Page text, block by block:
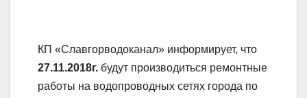
КП «Славгорводоканал» информирует, что
27.11.2018г. будут производиться ремонтные
работы на водопроводных сетях города по